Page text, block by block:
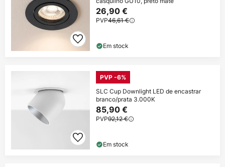
26,90 €
PVP46,61 €
Em stock
PVP -6%
SLC Cup Downlight LED de encastrar
branco/prata 3.000K
85,90 €
PVP92,12 €
Em stock